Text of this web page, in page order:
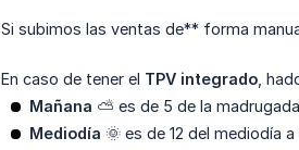
Si subimos las ventas de** forma
En caso de tener el TPV integrado ,
Mañana ⛅ es de 5 de la
Mediodía 🌞 es de 12 del mediodía